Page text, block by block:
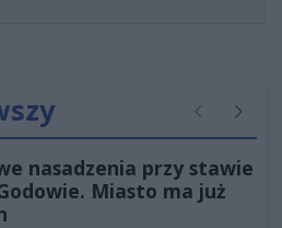
Poprzednie
nasadzenia przy stawie
Miasto ma już